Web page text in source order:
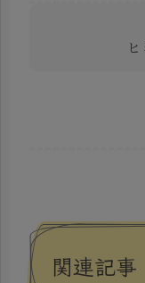
関連記事